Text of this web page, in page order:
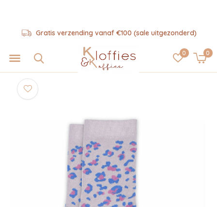
0 0
Gratis verzending vanaf €100 (sale uitgezonderd)